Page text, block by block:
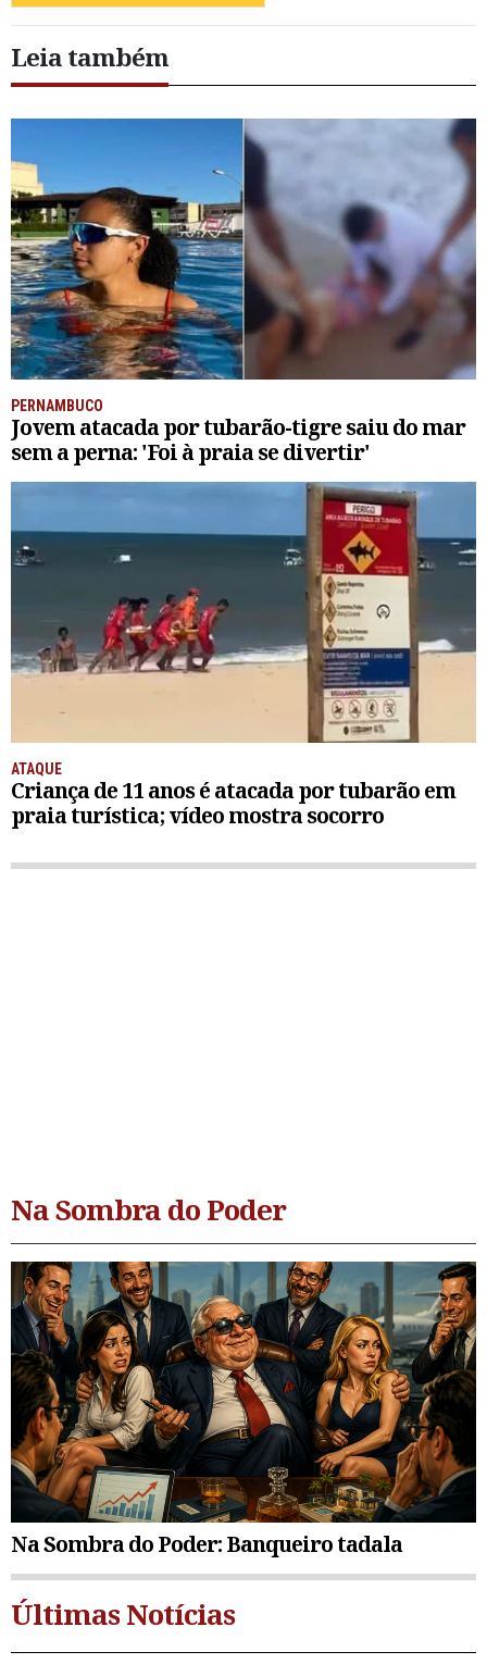
Leia também
PERNAMBUCO
Jovem atacada por tubarão-tigre saiu do mar
sem a perna: 'Foi à praia se divertir'
ATAQUE
Criança de 11 anos é atacada por tubarão em
praia turística; vídeo mostra socorro
Na Sombra do Poder
Na Sombra do Poder: Banqueiro tadala
Últimas Notícias